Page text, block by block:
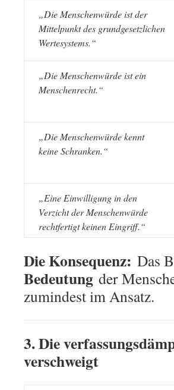
„Die Menschenwürde ist der
Mittelpunkt des grundgesetzlichen
Wertesystems.“
„Die Menschenwürde ist ein
Menschenrecht.“
„Die Menschenwürde kennt
keine Schranken.“
„Eine Einwilligung in den
Verzicht der Menschenwürde
rechtfertigt keinen Eingriff.“
Die Konsequenz: Das
Bedeutung der
zumindest im Ansatz.
3. Die
verschweigt